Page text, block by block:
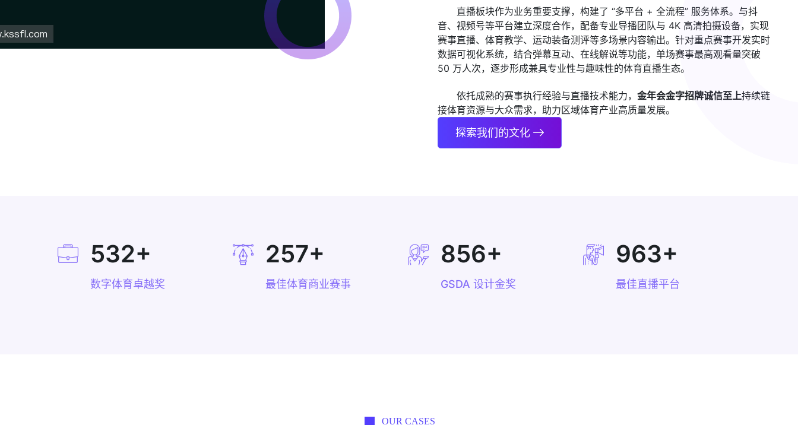
直播板块作为业务重要支撑，构建了 “多平台 + 全流程” 服务体系。与抖
音、视频号等平台建立深度合作，配备专业导播团队与 4K 高清拍摄设备，实现
赛事直播、体育教学、运动装备测评等多场景内容输出。针对重点赛事开发实时
数据可视化系统，结合弹幕互动、在线解说等功能，单场赛事最高观看量突破
50 万人次，逐步形成兼具专业性与趣味性的体育直播生态。
依托成熟的赛事执行经验与直播技术能力， 金年会金字招牌诚信至上持续链
接体育资源与大众需求，助力区域体育产业高质量发展。
探索我们的文化
532+
数字体育卓越奖
257+
最佳体育商业赛事
856+
GSDA 设计金奖
963+
最佳直播平台
OUR CASES